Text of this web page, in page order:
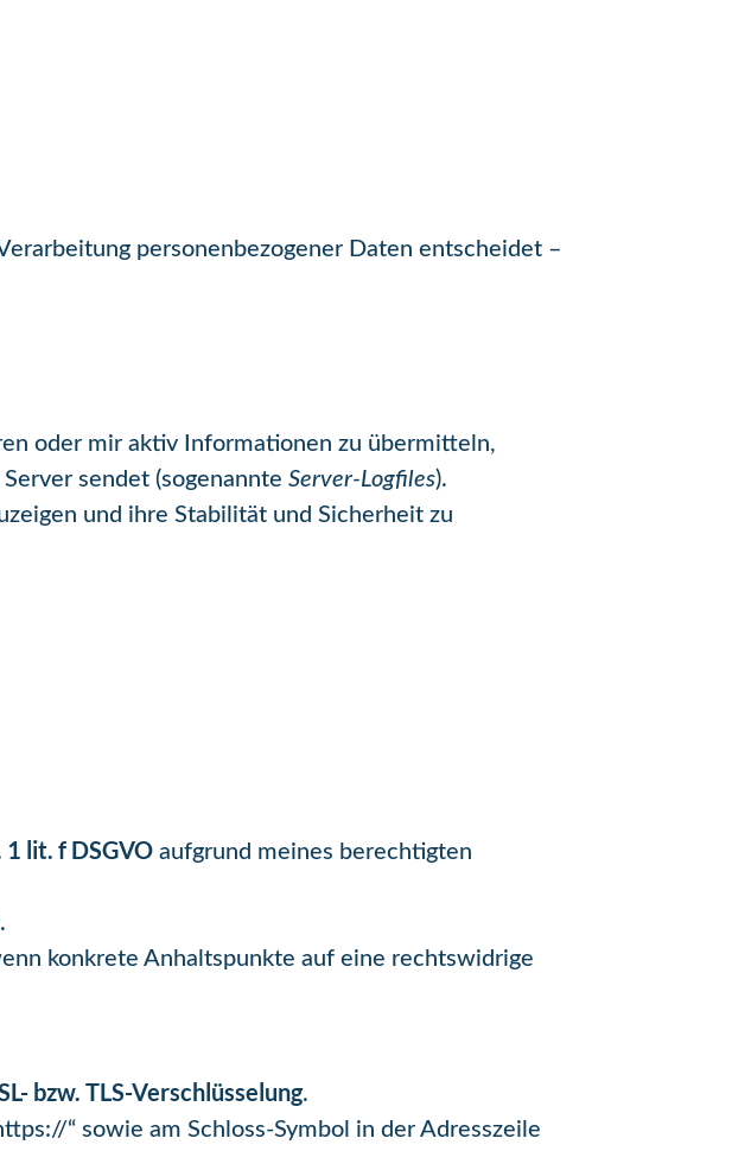
personenbezogener Daten entscheidet –
oder mir aktiv Informationen zu übermitteln,
sendet (sogenannteServer-Logfiles).
und ihre Stabilität und Sicherheit zu
lit. f DSGVO aufgrund meines berechtigten
konkrete Anhaltspunkte auf eine rechtswidrige
bzw. TLS-Verschlüsselung.
“ sowie am Schloss-Symbol in der Adresszeile